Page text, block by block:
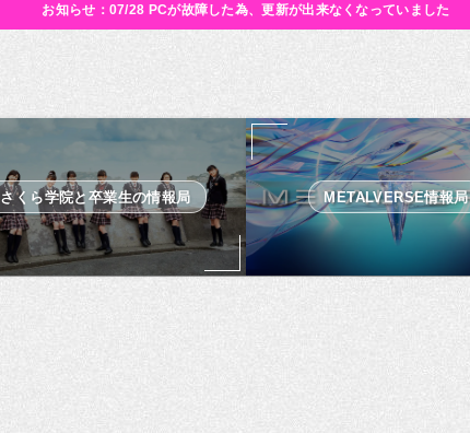
お知らせ：07/28 PCが故障した為、更新が出来なくなっていました
さくら学院と卒業生の情報局 METALVERSE情報局